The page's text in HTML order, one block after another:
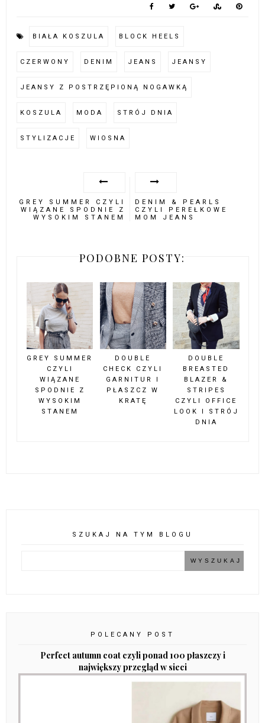
BIAŁA KOSZULA BLOCK HEELS
CZERWONY DENIM JEANS JEANSY
JEANSY Z POSTRZĘPIONĄ NOGAWKĄ
KOSZULA MODA STRÓJ DNIA
STYLIZACJE WIOSNA
GREY SUMMER CZYLI
WIĄZANE SPODNIE Z
WYSOKIM STANEM
DENIM & PEARLS
CZYLI PEREŁKOWE
MOM JEANS
PODOBNE POSTY:
GREY SUMMER
CZYLI
WIĄZANE
SPODNIE Z
WYSOKIM
STANEM
DOUBLE
CHECK CZYLI
GARNITUR I
PŁASZCZ W
KRATĘ
DOUBLE
BREASTED
BLAZER &
STRIPES
CZYLI OFFICE
LOOK I STRÓJ
DNIA
SZUKAJ NA TYM BLOGU
POLECANY POST
Perfect autumn coat czyli ponad 100 płaszczy i
największy przegląd w sieci